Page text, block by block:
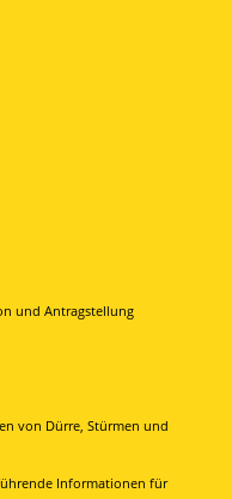
und Antragstellung
von Dürre, Stürmen und
Informationen für